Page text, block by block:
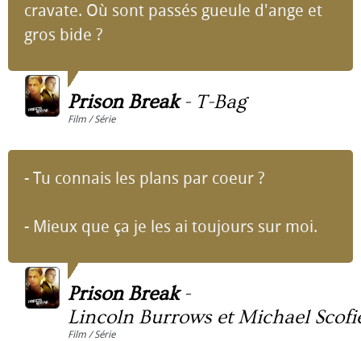
cravate. Où sont passés gueule d'ange et
gros bide ?
Prison Break- T-Bag
Film / Série
- Tu connais les plans par coeur ?
- Mieux que ça je les ai toujours sur moi.
Prison Break-
Lincoln Burrows et Michael
Film / Série